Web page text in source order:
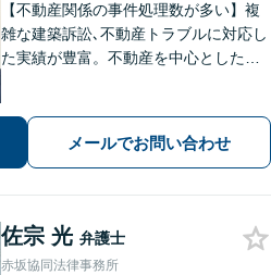
【不動産関係の事件処理数が多い】複
雑な建築訴訟､不動産トラブルに対応し
た実績が豊富。不動産を中心とした相
法務、顧客とのトラブル、予防法務も
お任せ【六本松駅2分】
メールでお問い合わせ
佐宗 光 弁護士
赤坂協同法律事務所